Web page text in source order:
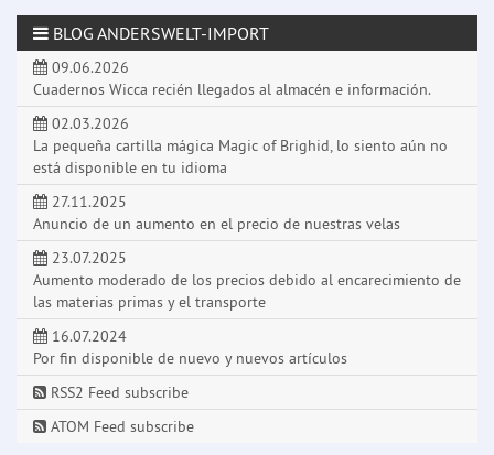
BLOG ANDERSWELT-IMPORT
09.06.2026
Cuadernos Wicca recién llegados al almacén e información.
02.03.2026
La pequeña cartilla mágica Magic of Brighid, lo siento aún no
está disponible en tu idioma
27.11.2025
Anuncio de un aumento en el precio de nuestras velas
23.07.2025
Aumento moderado de los precios debido al encarecimiento de
las materias primas y el transporte
16.07.2024
Por fin disponible de nuevo y nuevos artículos
RSS2 Feed subscribe
ATOM Feed subscribe